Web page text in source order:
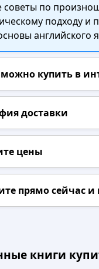
советы по
подходу
английского
купить в
доставки
цены
прямо сейчаси
книги